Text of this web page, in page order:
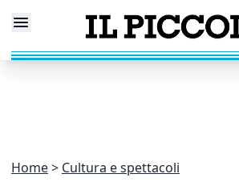
Home Cultura e spettacoli